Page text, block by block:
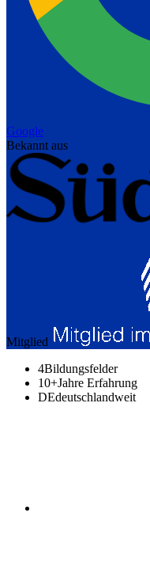
Google
Bekannt aus
Mitglied
4Bildungsfelder
10+Jahre Erfahrung
DEdeutschlandweit